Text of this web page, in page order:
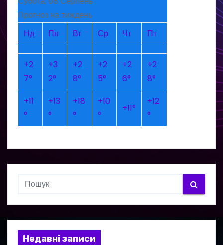
Прогноз на тиждень
Нд
Пн Вт Ср Чт Пт
+2
7°
+3
2°
+2
8°
+2
5°
+2
6°
+2
8°
+11
°
+13
°
+18
°
+10
°
+11°
+12
°
Недавні записи